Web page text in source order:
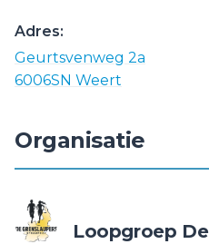
Adres:
Geurtsvenweg 2a
6006SN Weert
Organisatie
Loopgroep